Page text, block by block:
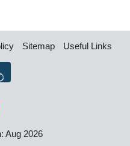
Sitemap Useful Links
Aug 2026